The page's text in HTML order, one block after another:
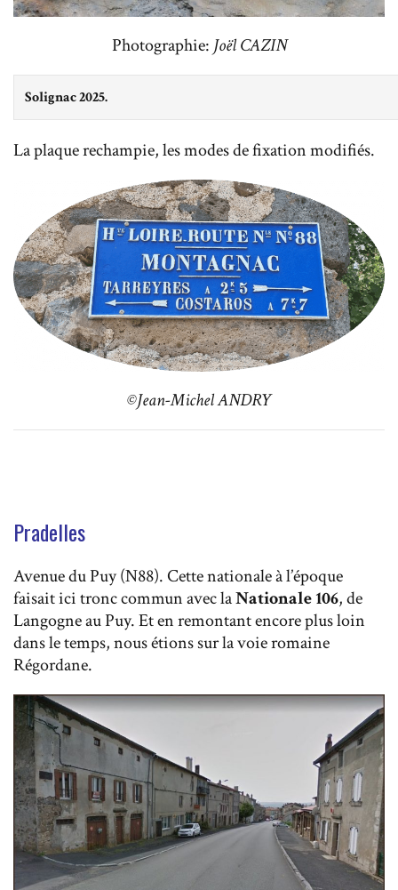
Photographie: Joël CAZIN
Solignac 2025.
La plaque rechampie, les modes de fixation modifiés.
©Jean-Michel ANDRY
Pradelles
Avenue du Puy (N88). Cette nationale à l’époque
faisait ici tronc commun avec laNationale 106, de
Langogne au Puy. Et en remontant encore plus loin
dans le temps, nous étions sur la voie romaine
Régordane.